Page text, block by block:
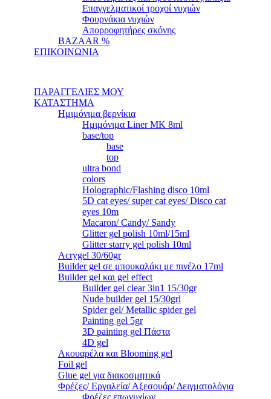
Επαγγελματικοί τροχοί νυχιών
Φουρνάκια νυχιών
Απορροφητήρες σκόνης
BAZAAR %
ΕΠΙΚΟΙΝΩΝΙΑ
ΠΑΡΑΓΓΕΛΙΕΣ ΜΟΥ
ΚΑΤΑΣΤΗΜΑ
Ημιμόνιμα βερνίκια
Ημιμόνιμα Liner ΜΚ 8ml
base/top
base
top
ultra bond
colors
Holographic/Flashing disco 10ml
5D cat eyes/ super cat eyes/ Disco cat
eyes 10m
Macaron/ Candy/ Sandy
Glitter gel polish 10ml/15ml
Glitter starry gel polish 10ml
Acrygel 30/60gr
Builder gel σε μπουκαλάκι με πινέλο 17ml
Builder gel και gel effect
Builder gel clear 3in1 15/30gr
Nude builder gel 15/30grl
Spider gel/ Metallic spider gel
Painting gel 5gr
3D painting gel Πάστα
4D gel
Ακουαρέλα και Blooming gel
Foil gel
Glue gel για διακοσμητικά
Φρέζες/ Εργαλεία/ Αξεσουάρ/ Δειγματολόγια
Φρέζες επωνυχίων